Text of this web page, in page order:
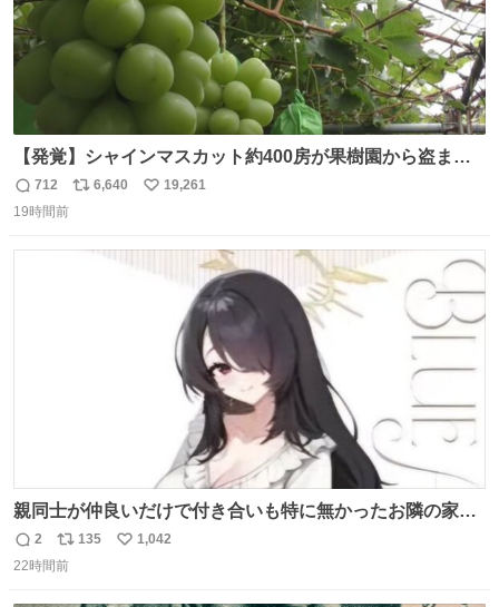
【発覚】シャインマスカット約400房が果樹園から盗まれ
る 栃木・佐野市 news.livedoor.com/article/detail… 被害
に遭った果樹園には防犯カメラなどはなく、シャインマス
今年に入って同様の被害は確認されておらず、警察はパト
返
信
712
リ
6,640
い
19,261
19時間前
親同士が仲良いだけで付き合いも特に無かったお隣の家に
自分とこの親が外せない用事があるからと半ば強制的に預
けられて空き部屋が無いからたまに見かけるけどロクに会
返
信
2
リ
ポ
135
い
1,042
22時間前